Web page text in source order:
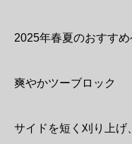
2025年春夏のおすす
爽やかツーブロック
サイドを短く刈り上げ